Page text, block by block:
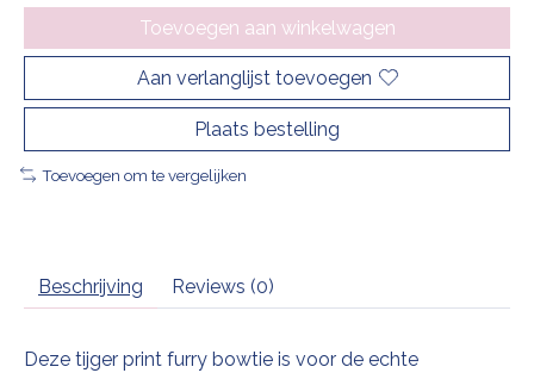
Toevoegen aan winkelwagen
Aan verlanglijst toevoegen
Plaats bestelling
Toevoegen om te vergelijken
Beschrijving Reviews (0)
Deze tijger print furry bowtie is voor de echte